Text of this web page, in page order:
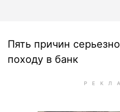
Пять причин
походу в банк